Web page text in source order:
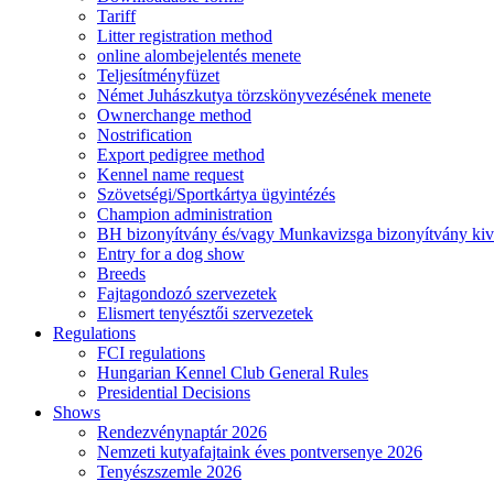
Tariff
Litter registration method
online alombejelentés menete
Teljesítményfüzet
Német Juhászkutya törzskönyvezésének menete
Ownerchange method
Nostrification
Export pedigree method
Kennel name request
Szövetségi/Sportkártya ügyintézés
Champion administration
BH bizonyítvány és/vagy Munkavizsga bizonyítvány
Entry for a dog show
Breeds
Fajtagondozó szervezetek
Elismert tenyésztői szervezetek
Regulations
FCI regulations
Hungarian Kennel Club General Rules
Presidential Decisions
Shows
Rendezvénynaptár 2026
Nemzeti kutyafajtaink éves pontversenye 2026
Tenyészszemle 2026